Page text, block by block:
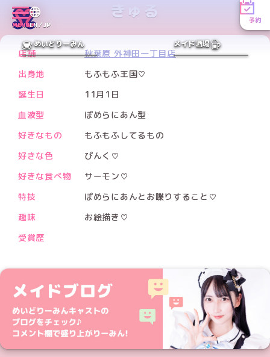
MENUEN／JP
予約
めいどりーみん メイド酒場
きゅる
PREV
NEXT
店舗
秋葉原 外神田一丁目店
出身地
もふもふ王国♡
誕生日
11月1日
血液型
ぽめらにあん型
好きなもの
もふもふしてるもの
好きな色
ぴんく♡
好きな食べ物
サーモン♡
特技
ぽめらにあんとお喋りすること♡
趣味
お絵描き♡
受賞歴